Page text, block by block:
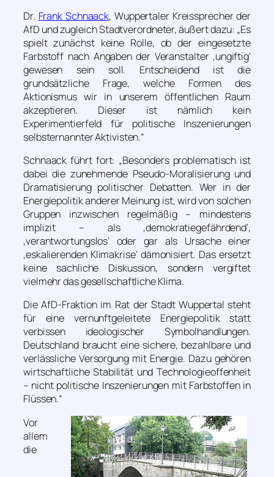
Dr. Frank Schnaack, Wuppertaler Kreissprecher der
AfD und zugleich Stadtverordneter, äußert dazu: „Es
spielt zunächst keine Rolle, ob der eingesetzte
Farbstoff nach Angaben der Veranstalter ,ungiftig‘
gewesen sein soll. Entscheidend ist die
grundsätzliche Frage, welche Formen des
Aktionismus wir in unserem öffentlichen Raum
akzeptieren. Dieser ist nämlich kein
Experimentierfeld für politische Inszenierungen
selbsternannter Aktivisten.“
Schnaack führt fort: „Besonders problematisch ist
dabei die zunehmende Pseudo-Moralisierung und
Dramatisierung politischer Debatten. Wer in der
Energiepolitik anderer Meinung ist, wird von solchen
Gruppen inzwischen regelmäßig – mindestens
implizit – als ,demokratiegefährdend‘,
,verantwortungslos‘ oder gar als Ursache einer
,eskalierenden Klimakrise‘ dämonisiert. Das ersetzt
keine sachliche Diskussion, sondern vergiftet
vielmehr das gesellschaftliche Klima.
Die AfD-Fraktion im Rat der Stadt Wuppertal steht
für eine vernunftgeleitete Energiepolitik statt
verbissen ideologischer Symbolhandlungen.
Deutschland braucht eine sichere, bezahlbare und
verlässliche Versorgung mit Energie. Dazu gehören
wirtschaftliche Stabilität und Technologieoffenheit
– nicht politische Inszenierungen mit Farbstoffen in
Flüssen.“
Vor
allem
die